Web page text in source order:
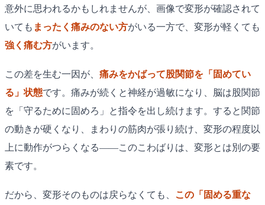
意外に思われるかもしれませんが、画像で変形が確認されて
いても まったく痛みのない方がいる一方で、変形が軽くても
強く痛む方がいます。
この差を生む一因が、 痛みをかばって股関節を「固めてい
る」状態です。痛みが続くと神経が過敏になり、脳は股関節
を「守るために固めろ」と指令を出し続けます。すると関節
の動きが硬くなり、まわりの筋肉が張り続け、変形の程度以
上に動作がつらくなる——このこわばりは、変形とは別の要
素です。
だから、変形そのものは戻らなくても、
この「固める重な